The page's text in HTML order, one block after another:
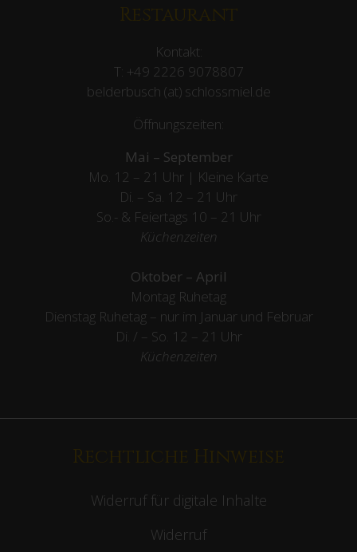
Restaurant
Kontakt:
T: +49 2226 9078807
belderbusch (at) schlossmiel.de
Öffnungszeiten:
Mai – September
Mo. 12 – 21 Uhr | Kleine Karte
Di. – Sa. 12 – 21 Uhr
So.- & Feiertags 10 – 21 Uhr
Küchenzeiten
Oktober – April
Montag Ruhetag
Dienstag Ruhetag – nur im Januar und Februar
Di. / – So. 12 – 21 Uhr
Küchenzeiten
Rechtliche Hinweise
Widerruf für digitale Inhalte
Widerruf